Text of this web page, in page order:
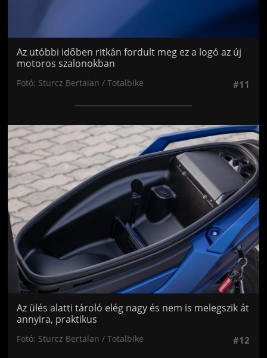
Az utóbbi időben ritkán fordult meg ez a logó az új
motoros szalonokban
Fotó: Sturcz Bertalan / Totalbike #11
Jön még kép!
Az ülés alatti tároló elég nagy és nem is melegszik át
annyira, praktikus
Fotó: Sturcz Bertalan / Totalbike #12